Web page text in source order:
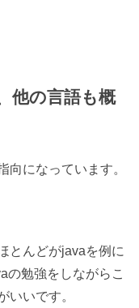
他の言語も概
向になっています。
とんどがjavaを例に
の勉強をしながらこ
いいです。